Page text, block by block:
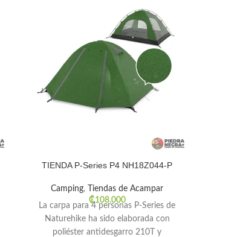
TIENDA P-Series P4 NH18Z044-P
Camping,
Tiendas de Acampar
₡108.000
La carpa para 4 personas P-Series de
Naturehike ha sido elaborada con
poliéster antidesgarro 210T y